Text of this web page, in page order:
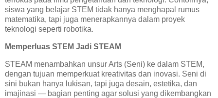
siswa yang belajar STEM tidak hanya menghapal rumus
matematika, tapi juga menerapkannya dalam proyek
teknologi seperti robotika.
Memperluas STEM Jadi STEAM
STEAM menambahkan unsur Arts (Seni) ke dalam STEM,
dengan tujuan memperkuat kreativitas dan inovasi. Seni di
sini bukan hanya lukisan, tapi juga desain, estetika, dan
imajinasi — bagian penting agar solusi yang dikembangkan